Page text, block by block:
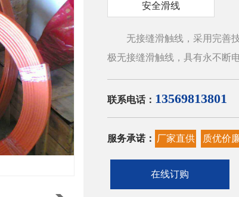
安全滑线
无接缝滑触线，采用完善技
极无接缝滑触线，具有永不断
损、更换方便，运输更方便，
观，实属起重行业系统的理想
化，并且可按用户要求特殊
线产品特点：安全、稳定、无
联系电话： 13569813801
服务承诺： 厂家直供 质优价
在线订购